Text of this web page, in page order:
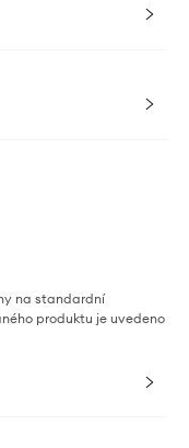
na standardní
produktu je uvedeno